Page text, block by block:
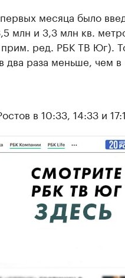
месяца было
млн и 3,3 млн кв.
ред. РБК ТВ Юг).
раза меньше, чем в
в 10:33, 14:33 и